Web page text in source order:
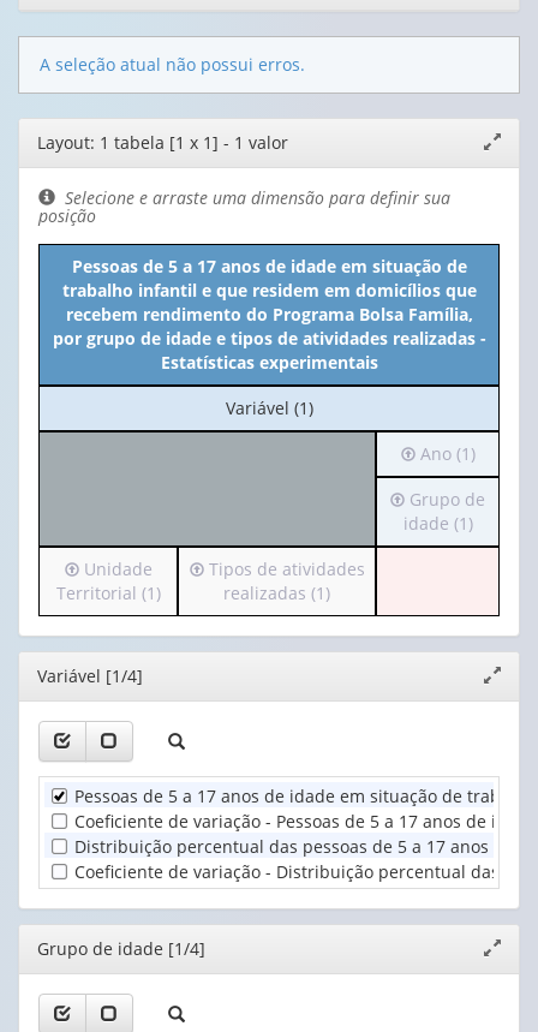
A seleção atual não possui erros.
Editor
de
layout
janela
Layout: 1 tabela [1 x 1] - 1 valor
Selecione e arraste uma dimensão para definir sua
posição
Pessoas de 5 a 17 anos de idade em situação de
trabalho infantil e que residem em domicílios que
recebem rendimento do Programa Bolsa Família,
por grupo de idade e tipos de atividades realizadas -
Estatísticas experimentais
No
cabeçalho:
Variável (1)
Irá
para
o
cabeçalho
(possui
valor):
Ano (1)
Irá
para
o
apenas
1
Grupo de
idade (1)
Irá
para
o
cabeçalho
(possui
apenas
valor):
Unidade
Territorial
(1)
Unidade
Territorial (1)
Irá
para
o
cabeçalho
Tipos
de
atividades
realizadas
(1)
Tipos de atividades
realizadas (1)
Editor
janela
Variável [1/4]
Pessoas de 5 a 17 anos de idade em situação de
Coeficiente de variação - Pessoas de 5 a 17 anos de
Distribuição percentual das pessoas de 5 a 17 anos de
Coeficiente de variação - Distribuição percentual das
Editor
janela
Grupo de idade [1/4]